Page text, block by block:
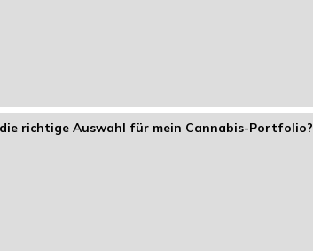
richtige Auswahl für mein Cannabis-Portfolio?